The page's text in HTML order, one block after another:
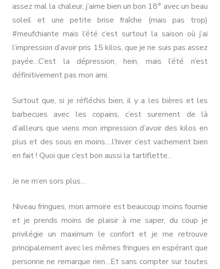
assez mal la chaleur, j’aime bien un bon 18° avec un beau
soleil et une petite brise fraîche (mais pas trop)
#meufchiante mais l’été c’est surtout la saison où j’ai
l’impression d’avoir pris 15 kilos, que je ne suis pas assez
payée…C’est la dépression, hein, mais l’été n’est
définitivement pas mon ami.
Surtout que, si je réfléchis bien, il y a les bières et les
barbecues avec les copains, c’est surement de là
d’ailleurs que viens mon impression d’avoir des kilos en
plus et des sous en moins….l’hiver c’est vachement bien
en fait ! Quoi que c’est bon aussi la tartiflette…
Je ne m’en sors plus…
Niveau fringues, mon armoire est beaucoup moins fournie
et je prends moins de plaisir à me saper, du coup je
privilégie un maximum le confort et je me retrouve
principalement avec les mêmes fringues en espérant que
personne ne remarque rien…Et sans compter sur toutes